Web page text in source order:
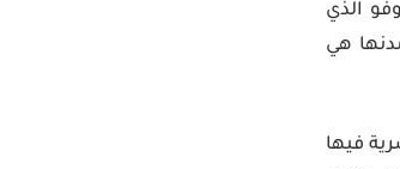
الذي
مدنها هي
فيها